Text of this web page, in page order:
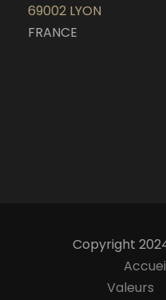
69002 LYON
FRANCE
Copyright
Valeurs